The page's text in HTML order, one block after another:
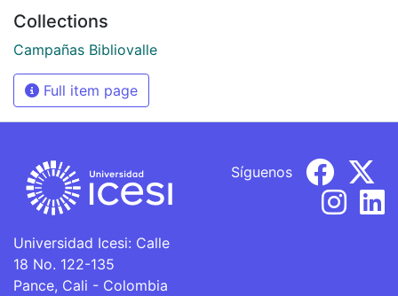
Collections
Campañas Bibliovalle
Full item page
Universidad Icesi: Calle
18 No. 122-135
Pance, Cali - Colombia
Síguenos